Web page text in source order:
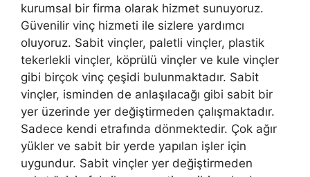
kurumsal bir firma olarak hizmet sunuyoruz.
Güvenilir vinç hizmeti ile sizlere yardımcı
oluyoruz. Sabit vinçler, paletli vinçler, plastik
tekerlekli vinçler, köprülü vinçler ve kule vinçler
gibi birçok vinç çeşidi bulunmaktadır. Sabit
vinçler, isminden de anlaşılacağı gibi sabit bir
yer üzerinde yer değiştirmeden çalışmaktadır.
Sadece kendi etrafında dönmektedir. Çok ağır
yükler ve sabit bir yerde yapılan işler için
uygundur. Sabit vinçler yer değiştirmeden